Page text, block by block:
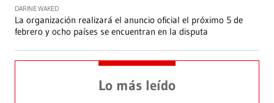
DARINE WAKED
La organización realizará el anuncio oficial el próximo 5 de
febrero y ocho países se encuentran en la disputa
Lo más leído